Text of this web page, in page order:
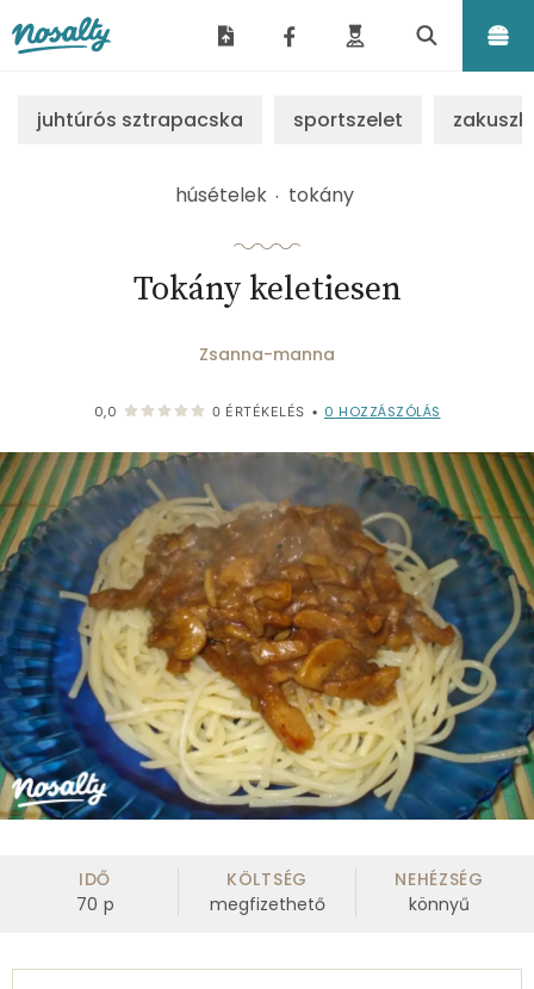
juhtúrós sztrapacska sportszelet
húsételek tokány
Tokány keletiesen
Zsanna-manna
0,0 0 ÉRTÉKELÉS • 0 HOZZÁSZÓLÁS
IDŐ
70 p
KÖLTSÉG
megfizethető
NEHÉZSÉG
könnyű